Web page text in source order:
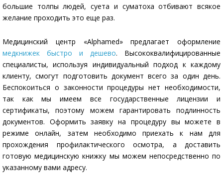
большие толпы людей, суета и суматоха отбивают всякое
желание проходить это еще раз.
Медицинский центр «Alphamed» предлагает оформление
медкнижек быстро и дешево. Высококвалифицированные
специалисты, используя индивидуальный подход к каждому
клиенту, смогут подготовить документ всего за один день.
Беспокоиться о законности процедуры нет необходимости,
так как мы имеем все государственные лицензии и
сертификаты, поэтому можем гарантировать подлинность
документов. Оформить заявку на процедуру вы можете в
режиме онлайн, затем необходимо приехать к нам для
прохождения профилактического осмотра, а доставить
готовую медицинскую книжку мы можем непосредственно по
указанному вами адресу.